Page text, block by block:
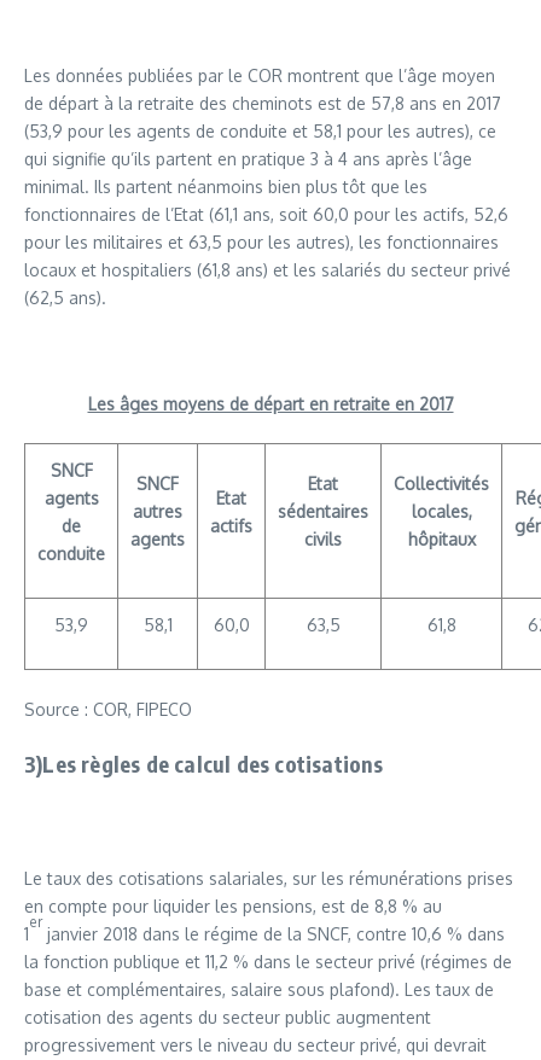
Les données publiées par le COR montrent que l’âge moyen
de départ à la retraite des cheminots est de 57,8 ans en 2017
(53,9 pour les agents de conduite et 58,1 pour les autres), ce
qui signifie qu’ils partent en pratique 3 à 4 ans après l’âge
minimal. Ils partent néanmoins bien plus tôt que les
fonctionnaires de l’Etat (61,1 ans, soit 60,0 pour les actifs, 52,6
pour les militaires et 63,5 pour les autres), les fonctionnaires
locaux et hospitaliers (61,8 ans) et les salariés du secteur privé
(62,5 ans).
Les âges moyens de départ en retraite en 2017
SNCF
agents
de
conduite
SNCF
autres
agents
Etat
actifs
Etat
sédentaires
civils
Collectivités
locales,
hôpitaux
53,9 58,1 60,0 63,5 61,8
Source : COR, FIPECO
3)Les règles de calcul des cotisations
Le taux des cotisations salariales, sur les rémunérations prises
en compte pour liquider les pensions, est de 8,8 % au
1
er
janvier 2018 dans le régime de la SNCF, contre 10,6 % dans
la fonction publique et 11,2 % dans le secteur privé (régimes de
base et complémentaires, salaire sous plafond). Les taux de
cotisation des agents du secteur public augmentent
progressivement vers le niveau du secteur privé, qui devrait